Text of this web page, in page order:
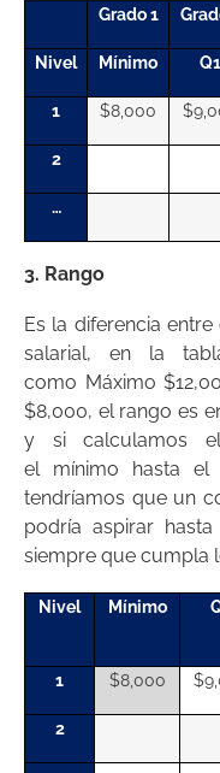
Grado 1
Nivel Mínimo Q1
1 $8,000
2
…
3. Rango
Es la diferencia
salarial, en la
como Máximo
$8,000, el rango es
y si calculamos el
el mínimo hasta el
tendríamos que un
podría aspirar
siempre que cumpla
Nivel Mínimo
1 $8,000
2